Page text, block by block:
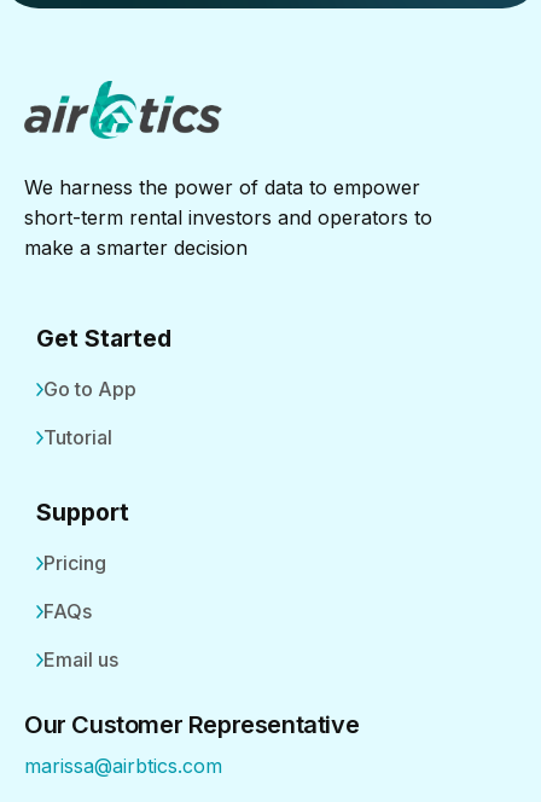
We harness the power of data to empower
short-term rental investors and operators to
make a smarter decision
Get Started
Go to App
Tutorial
Support
Pricing
FAQs
Email us
Our Customer Representative
marissa@airbtics.com